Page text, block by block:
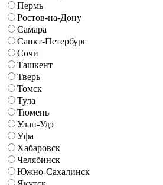
Пермь
Ростов-на-Дону
Самара
Санкт-Петербург
Сочи
Ташкент
Тверь
Томск
Тула
Тюмень
Улан-Удэ
Уфа
Хабаровск
Челябинск
Южно-Сахалинск